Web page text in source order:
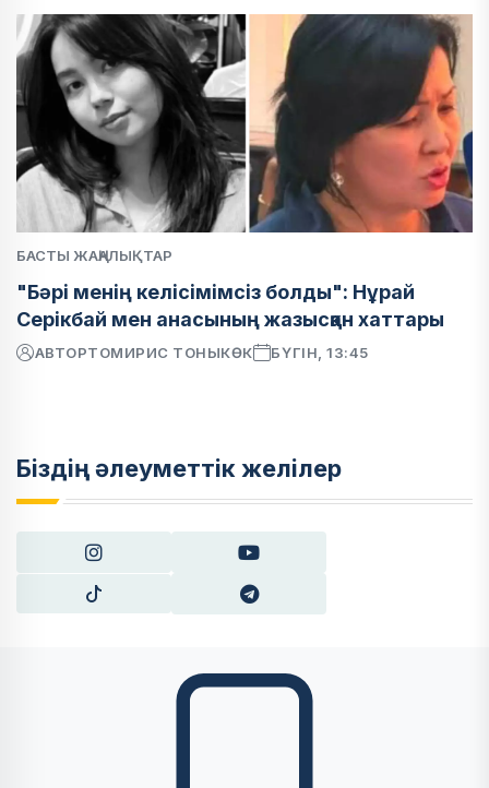
БАСТЫ ЖАҢАЛЫҚТАР
"Бәрі менің келісімімсіз болды": Нұрай
Серікбай мен анасының жазысқан хаттары
АВТОРТОМИРИС ТОНЫКӨК БҮГІН, 13:45
Біздің әлеуметтік желілер